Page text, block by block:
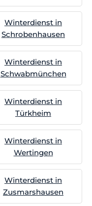
Winterdienst in
Schrobenhausen
Winterdienst in
Schwabmünchen
Winterdienst in
Türkheim
Winterdienst in
Wertingen
Winterdienst in
Zusmarshausen